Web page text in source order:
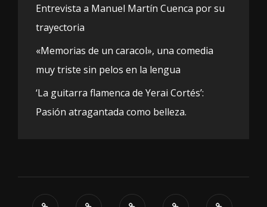
Entrevista a Manuel Martín Cuenca por su
trayectoria
«Memorias de un caracol», una comedia
muy triste sin pelos en la lengua
‘La guitarra flamenca de Yerai Cortés’:
Pasión atragantada como belleza.